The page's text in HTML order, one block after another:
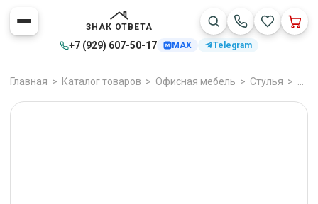
ЗНАК ОТВЕТА
+7 (929) 607-50-17 MAX Telegram
Главная > Каталог товаров > Офисная мебель > Стулья >